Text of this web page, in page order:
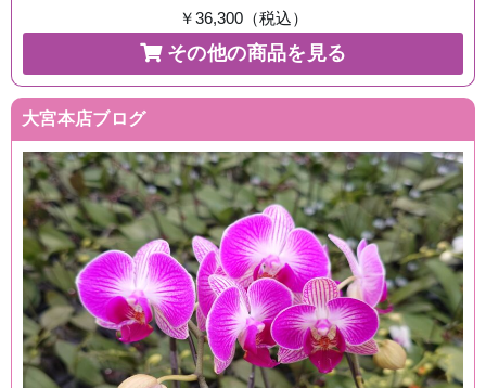
￥36,300（税込）
その他の商品を見る
大宮本店ブログ